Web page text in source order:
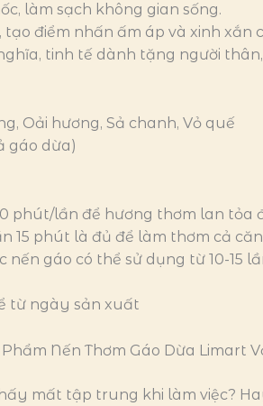
làm sạch không gian sống.
tạo điểm nhấn ấm áp và xinh xắn
tinh tế dành tặng người
Oải hương, Sả chanh, Vỏ quế
gáo dừa)
phút/lần để hương thơm lan tỏa
15 phút là đủ để làm thơm cả
nến gáo có thể sử dụng từ 10-15
từ ngày sản xuất
Phẩm Nến Thơm Gáo Dừa Limart
mất tập trung khi làm việc?